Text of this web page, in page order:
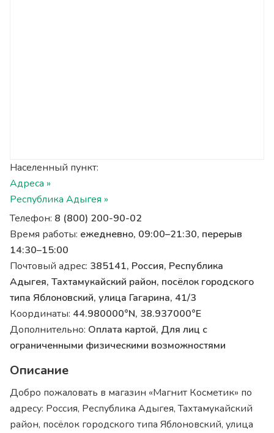
Населенный пункт:
Адреса »
Республика Адыгея »
Телефон: 8 (800) 200-90-02
Время работы: ежедневно, 09:00–21:30, перерыв
14:30–15:00
Почтовый адрес: 385141, Россия, Республика
Адыгея, Тахтамукайский район, посёлок городского
типа Яблоновский, улица Гагарина, 41/3
Координаты: 44.980000°N, 38.937000°E
Дополнительно: Оплата картой, Для лиц с
ограниченными физическими возможностями
Описание
Добро пожаловать в магазин «Магнит Косметик» по
адресу: Россия, Республика Адыгея, Тахтамукайский
район, посёлок городского типа Яблоновский, улица